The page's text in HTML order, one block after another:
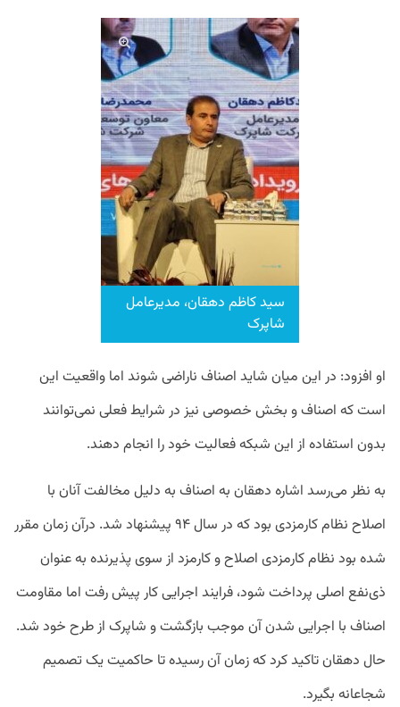
سید کاظم دهقان، مدیرعامل
شاپرک
او افزود: در این میان شاید اصناف ناراضی شوند اما واقعیت این
است که اصناف و بخش خصوصی نیز در شرایط فعلی نمی‌توانند
بدون استفاده از این شبکه فعالیت خود را انجام دهند.
به نظر می‌رسد اشاره دهقان به اصناف به دلیل مخالفت آنان با
اصلاح نظام کارمزدی بود که در سال ۹۴ پیشنهاد شد. درآن زمان مقرر
شده بود نظام کارمزدی اصلاح و کارمزد از سوی پذیرنده به عنوان
ذی‌نفع اصلی پرداخت شود، فرایند اجرایی کار پیش رفت اما مقاومت
اصناف با اجرایی شدن آن موجب بازگشت و شاپرک از طرح خود شد.
حال دهقان تاکید کرد که زمان آن رسیده تا حاکمیت یک تصمیم
شجاعانه بگیرد.